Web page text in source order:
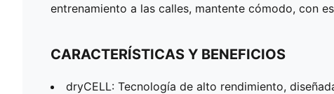
entrenamiento a las calles, mantente cómodo, con
CARACTERÍSTICAS Y BENEFICIOS
dryCELL: Tecnología de alto rendimiento,